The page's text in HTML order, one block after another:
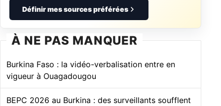
Définir mes sources préférées
À NE PAS MANQUER
Burkina Faso : la vidéo-verbalisation entre en
vigueur à Ouagadougou
BEPC 2026 au Burkina : des surveillants soufflent